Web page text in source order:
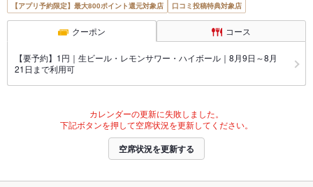
【アプリ予約限定】最大800ポイント還元対象店 口コミ投稿特典対象店
クーポン コース
【要予約】1円｜生ビール・レモンサワー・ハイボール｜8月9日～8月
21日まで利用可
カレンダーの更新に失敗しました。
下記ボタンを押して空席状況を更新してください。
空席状況を更新する